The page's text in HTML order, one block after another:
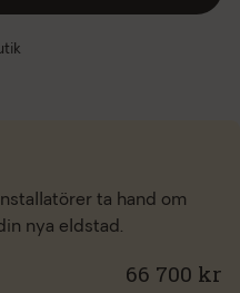
ta hand om
nya eldstad.
66 700 kr